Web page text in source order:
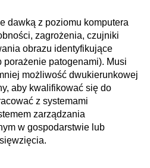
dawką z poziomu komputera
zagrożenia, czujniki
obrazu identyfikujące
porażenie patogenami). Musi
możliwość dwukierunkowej
aby kwalifikować się do
z systemami
zarządzania
w gospodarstwie lub